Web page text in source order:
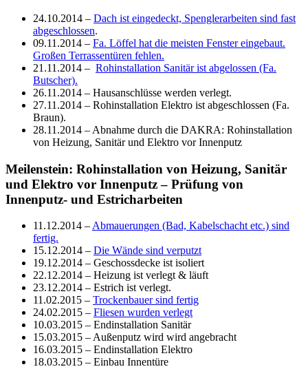
24.10.2014 – Dach ist eingedeckt, Spenglerarbeiten sind fast
abgeschlossen.
09.11.2014 – Fa. Löffel hat die meisten Fenster eingebaut.
Großen Terrassentüren fehlen.
21.11.2014 – Rohinstallation Sanitär ist abgelossen (Fa.
Butscher).
26.11.2014 – Hausanschlüsse werden verlegt.
27.11.2014 – Rohinstallation Elektro ist abgeschlossen (Fa.
Braun).
28.11.2014 – Abnahme durch die DAKRA: Rohinstallation
von Heizung, Sanitär und Elektro vor Innenputz
Meilenstein: Rohinstallation von Heizung, Sanitär
und Elektro vor Innenputz – Prüfung von
Innenputz- und Estricharbeiten
11.12.2014 – Abmauerungen (Bad, Kabelschacht etc.) sind
fertig.
15.12.2014 – Die Wände sind verputzt
19.12.2014 – Geschossdecke ist isoliert
22.12.2014 – Heizung ist verlegt & läuft
23.12.2014 – Estrich ist verlegt.
11.02.2015 – Trockenbauer sind fertig
24.02.2015 – Fliesen wurden verlegt
10.03.2015 – Endinstallation Sanitär
15.03.2015 – Außenputz wird wird angebracht
16.03.2015 – Endinstallation Elektro
18.03.2015 – Einbau Innentüre